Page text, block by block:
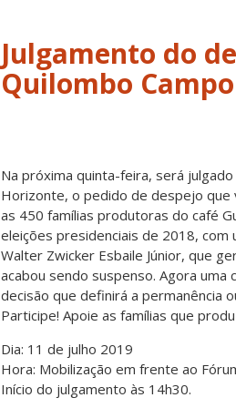
Julgamento do
Quilombo
Na próxima quinta-feira, será
Horizonte, o pedido de despejo que
as 450 famílias produtoras do café
eleições presidenciais de 2018,
Walter Zwicker Esbaile Júnior, que
acabou sendo suspenso. Agora
decisão que definirá a permanência
Participe! Apoie as famílias que
Dia: 11 de julho 2019
Hora: Mobilização em frente ao
Início do julgamento às 14h30.